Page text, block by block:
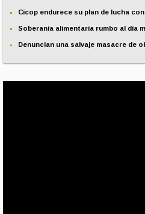
Cicop endurece su plan de lucha
Soberanía alimentaria rumbo al día
Denuncian una salvaje masacre de